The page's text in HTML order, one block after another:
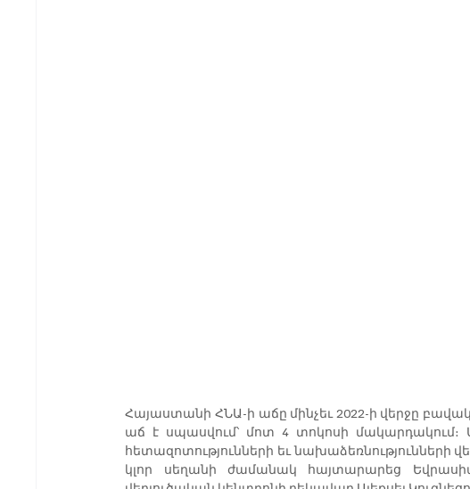
Հայաստանի ՀՆԱ-ի աճը մինչեւ 2022-ի վերջը
աճ է սպասվում՝ մոտ 4 տոկոսի
հետազոտությունների եւ նախաձեռնությունների
կլոր սեղանի ժամանակ հայտարարեց